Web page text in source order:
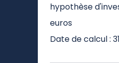
hypothèse
euros
Date de calcul :